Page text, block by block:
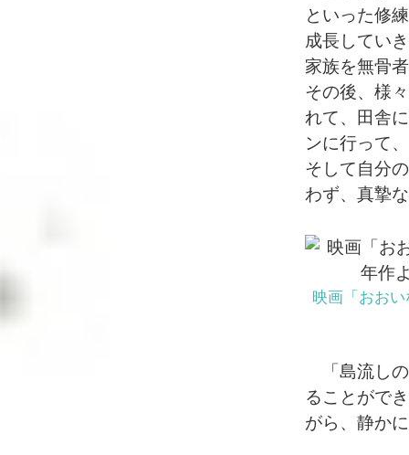
といった修
成長してい
家族を無骨
その後、様
れて、田舎
ンに行って
そして自分
わず、真摯
映画「おお
「島流しの
ることがで
がら、静か